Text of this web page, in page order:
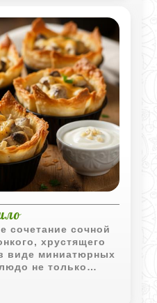
сочетание сочной
хрустящего
виде миниатюрных
не только
Такие
на